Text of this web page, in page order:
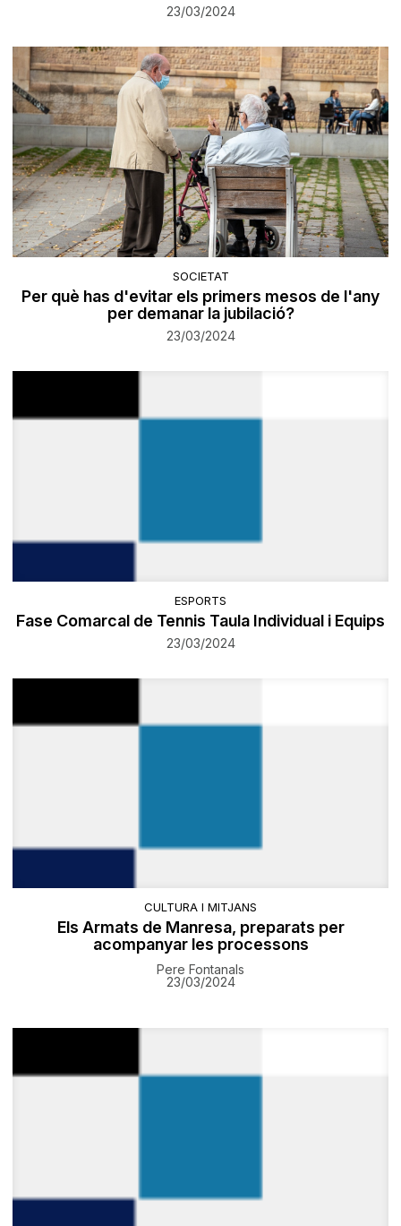
23/03/2024
SOCIETAT
Per què has d'evitar els primers mesos de l'any
per demanar la jubilació?
23/03/2024
ESPORTS
Fase Comarcal de Tennis Taula Individual i Equips
23/03/2024
CULTURA I MITJANS
Els Armats de Manresa, preparats per
acompanyar les processons
Pere Fontanals
23/03/2024